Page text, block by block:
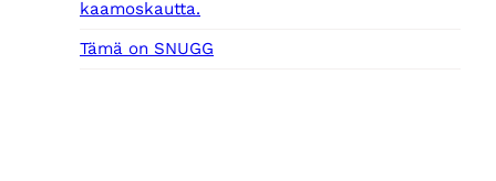
kaamoskautta.
Tämä on SNUGG